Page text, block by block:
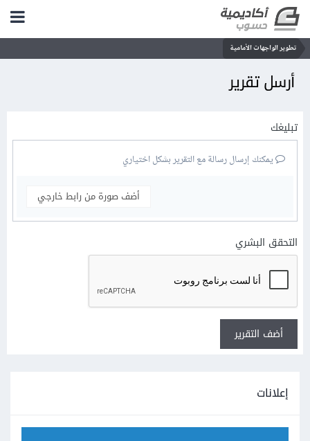
تطوير الواجهات الأمامية
أرسل تقرير
تبليغك
يمكنك إرسال رسالة مع التقرير بشكل اختياري
أضف صورة من رابط خارجي
التحقق البشري
أضف التقرير
إعلانات